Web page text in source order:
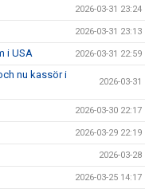
2026-03-31 23:24
2026-03-31 23:13
i USA 2026-03-31 22:59
nu kassör i
2026-03-31
2026-03-30 22:17
2026-03-29 22:19
2026-03-28
2026-03-25 14:17